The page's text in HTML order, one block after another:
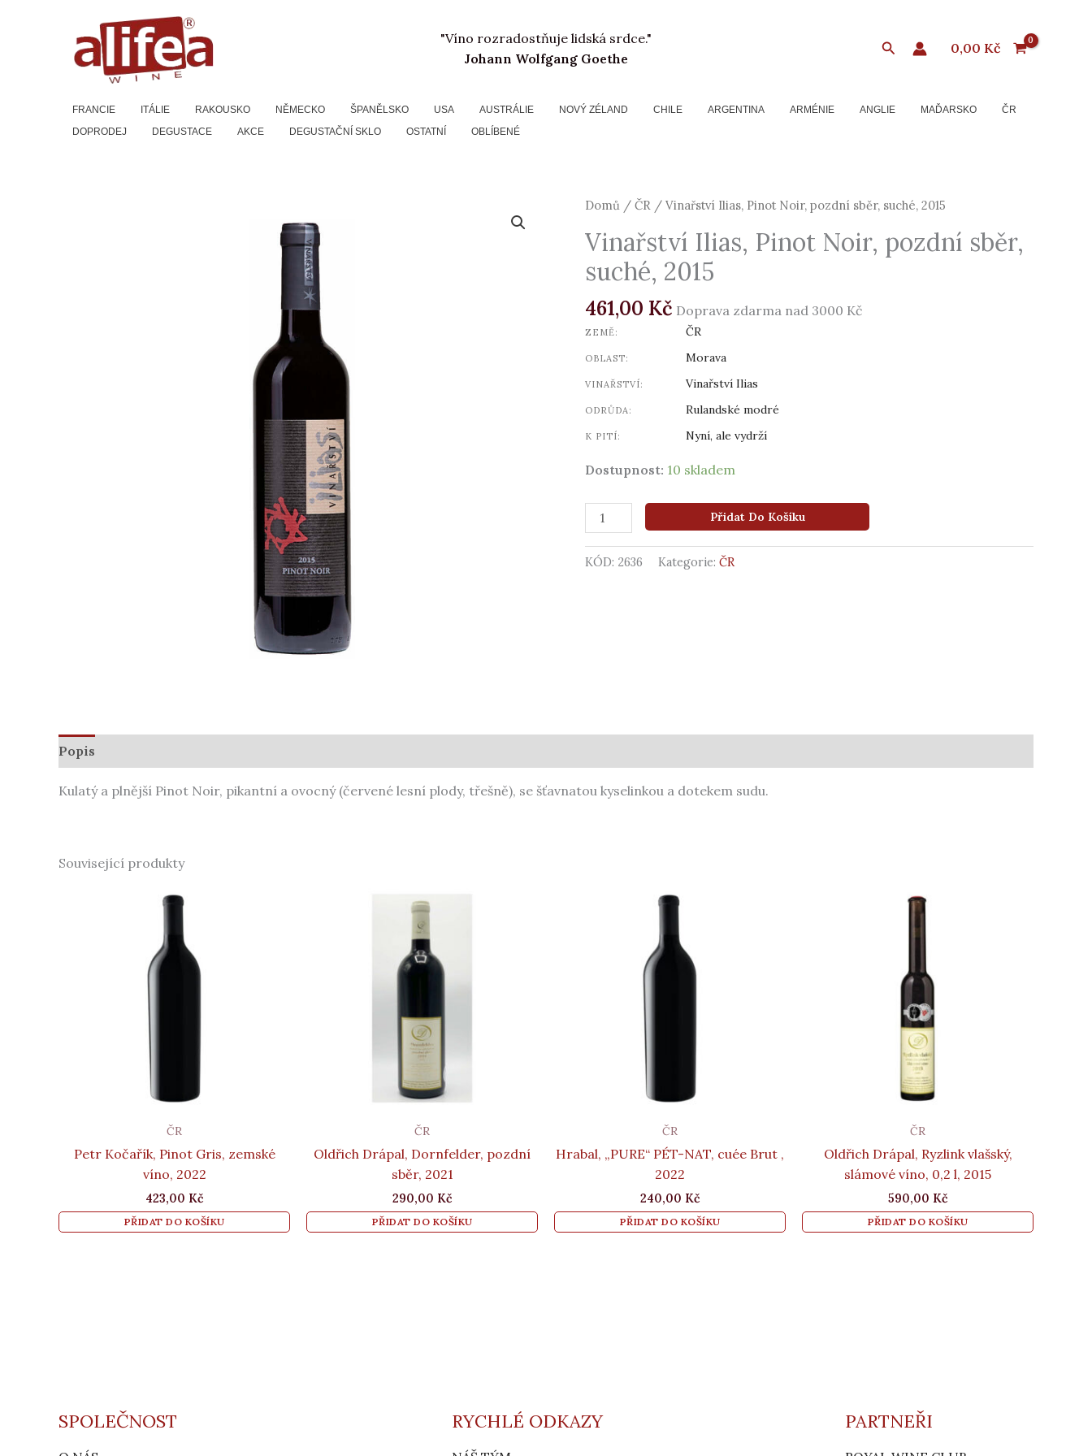
"Víno rozradostňuje lidská srdce."
Johann Wolfgang Goethe
Hledat 0,00 Kč
FRANCIE ITÁLIE RAKOUSKO NĚMECKO ŠPANĚLSKO USA AUSTRÁLIE NOVÝ ZÉLAND CHILE ARGENTINA ARMÉNIE ANGLIE MAĎARSKO
ČR
DOPRODEJ
DEGUSTACE AKCE DEGUSTAČNÍ SKLO OSTATNÍ OBLÍBENÉ
Domů / ČR / Vinařství Ilias, Pinot Noir, pozdní sběr, suché, 2015
Vinařství Ilias, Pinot Noir, pozdní sběr,
suché, 2015
461,00 Kč Doprava zdarma nad 3000 Kč
ZEMĚ: ČR
OBLAST: Morava
VINAŘSTVÍ: Vinařství Ilias
ODRŮDA: Rulandské modré
K PITÍ: Nyní, ale vydrží
Dostupnost: 10 skladem
Vinařství
Pinot
Noir,
pozdní
sběr,
suché,
množství
Přidat Do Košíku
KÓD: 2636 Kategorie: ČR
Popis
Kulatý a plnější Pinot Noir, pikantní a ovocný (červené lesní plody, třešně), se šťavnatou kyselinkou a dotekem sudu.
Související produkty
ČR
Petr Kočařík, Pinot Gris, zemské
víno, 2022
423,00 Kč
PŘIDAT DO KOŠÍKU
ČR
Oldřich Drápal, Dornfelder, pozdní
sběr, 2021
290,00 Kč
PŘIDAT DO KOŠÍKU
ČR
Hrabal, „PURE“ PÉT-NAT, cuée Brut ,
2022
240,00 Kč
PŘIDAT DO KOŠÍKU
ČR
Oldřich Drápal, Ryzlink vlašský,
slámové víno, 0,2 l, 2015
590,00 Kč
PŘIDAT DO KOŠÍKU
SPOLEČNOST RYCHLÉ ODKAZY PARTNEŘI